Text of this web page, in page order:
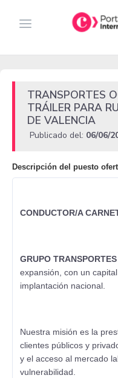
TRANSPORTES
TRÁILER PARA
DE VALENCIA
Publicado del: 06/06/
Descripción del puesto
CONDUCTOR/A
GRUPO
expansión, con un
implantación nacional.
Nuestra misión es la
clientes públicos y
y el acceso al mercado
vulnerabilidad.